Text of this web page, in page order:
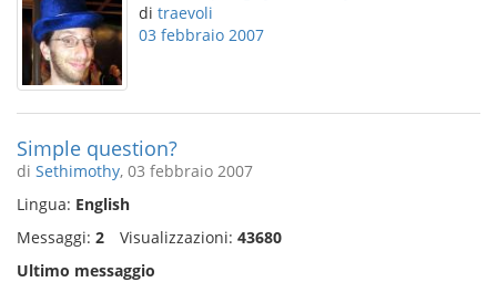
di traevoli
03 febbraio 2007
Simple question?
di Sethimothy, 03 febbraio 2007
Lingua: English
Messaggi: 2 Visualizzazioni: 43680
Ultimo messaggio